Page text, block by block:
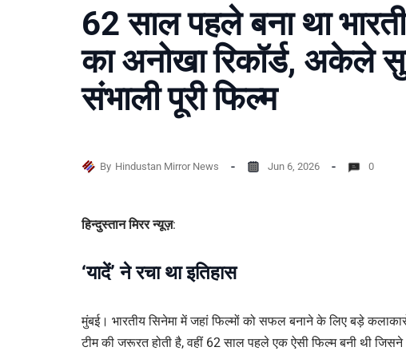
62 साल पहले बना था
का अनोखा रिकॉर्ड, अकेले
संभाली पूरी फिल्म
By Hindustan Mirror News Jun 6, 2026 0
हिन्दुस्तान मिरर न्यूज़:
‘यादें’ ने रचा था इतिहास
मुंबई। भारतीय सिनेमा में जहां फिल्मों को सफल बनाने के लिए बड़े
टीम की जरूरत होती है, वहीं 62 साल पहले एक ऐसी फिल्म बनी थी